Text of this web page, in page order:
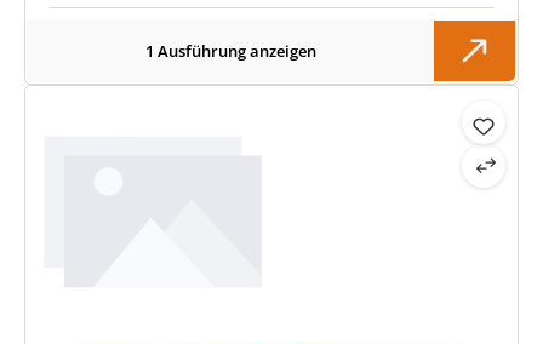
1 Ausführung anzeigen